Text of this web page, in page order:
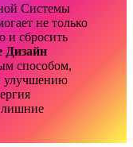
Системы
не только
и сбросить
Дизайн
способом,
улучшению
лишние